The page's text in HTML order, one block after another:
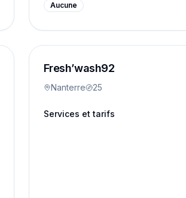
Aucune
Fresh’wash92
Nanterre 25
Services et tarifs